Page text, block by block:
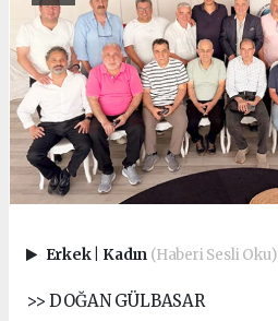
Erkek Kadın (Haberi Sesli Oku)
>> DOĞAN GÜLBASAR